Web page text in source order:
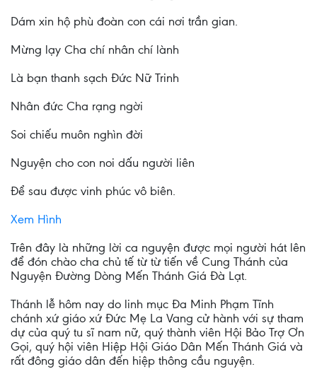
Dám xin hộ phù đoàn con cái nơi trần gian.
Mừng lạy Cha chí nhân chí lành
Là bạn thanh sạch Đức Nữ Trinh
Nhân đức Cha rạng ngời
Soi chiếu muôn nghìn đời
Nguyện cho con noi dấu người liên
Để sau được vinh phúc vô biên.
Xem Hình
Trên đây là những lời ca nguyện được mọi người hát lên
để đón chào cha chủ tế từ từ tiến về Cung Thánh của
Nguyện Đường Dòng Mến Thánh Giá Đà Lạt.
Thánh lễ hôm nay do linh mục Đa Minh Phạm Tĩnh
chánh xứ giáo xứ Đức Mẹ La Vang cử hành với sự tham
dự của quý tu sĩ nam nữ, quý thành viên Hội Bảo Trợ Ơn
Gọi, quý hội viên Hiệp Hội Giáo Dân Mến Thánh Giá và
rất đông giáo dân đến hiệp thông cầu nguyện.